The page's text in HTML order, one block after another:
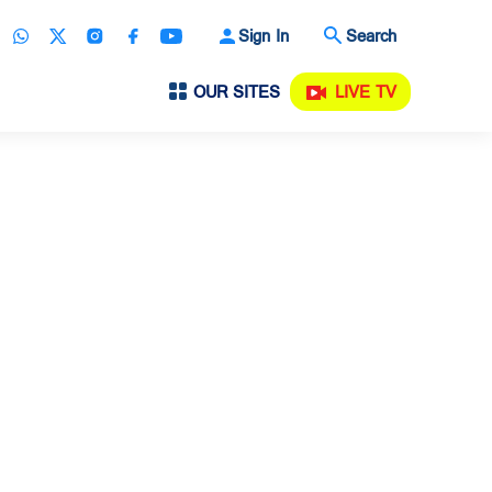
Sign In Search
OUR SITES LIVE TV